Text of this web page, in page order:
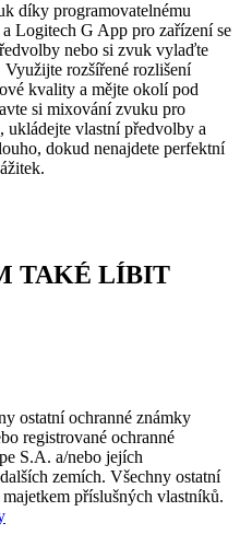
díky programovatelnému
Logitech G App pro zařízení se
nebo si zvuk vylaďte
rozšířené rozlišení
kvality a mějte okolí pod
si mixování zvuku pro
ukládejte vlastní předvolby a
dokud nenajdete perfektní
TAKÉ LÍBIT
ostatní ochranné známky
registrované ochranné
S.A. a/nebo jejích
zemích. Všechny ostatní
příslušných vlastníků.